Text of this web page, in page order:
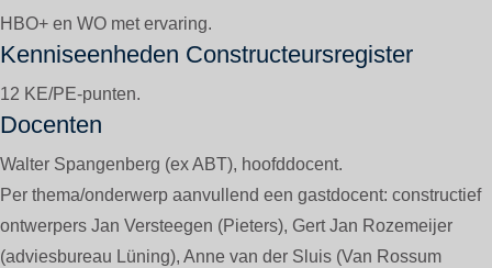
HBO+ en WO met ervaring.
Kenniseenheden Constructeursregister
12 KE/PE-punten.
Docenten
Walter Spangenberg (ex ABT), hoofddocent.
Per thema/onderwerp aanvullend een gastdocent: constructief
ontwerpers Jan Versteegen (Pieters), Gert Jan Rozemeijer
(adviesbureau Lüning), Anne van der Sluis (Van Rossum